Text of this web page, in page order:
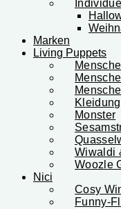
Marken
Living Puppets
Monster
Wiwaldi
Woozle
Nici
Cosy
Funny-